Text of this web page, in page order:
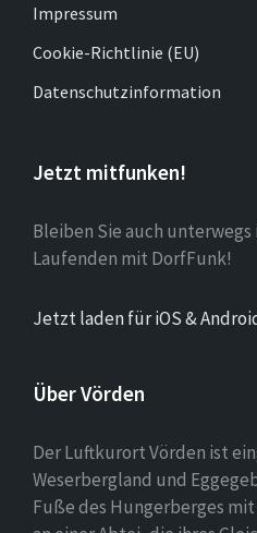
Impressum
Cookie-Richtlinie (EU)
Datenschutzinformation
Jetzt mitfunken!
Bleiben Sie auch
Laufenden mit DorfFunk!
Jetzt laden für iOS &
Über Vörden
Der Luftkurort Vörden ist
Weserbergland und
Fuße des Hungerberges